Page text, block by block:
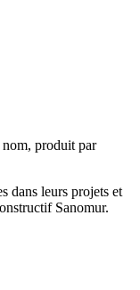
nom, produit par
dans leurs projets et
Sanomur.